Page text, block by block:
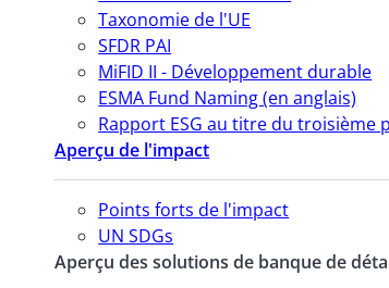
Taxonomie de l'UE
SFDR PAI
MiFID II - Développement durable
ESMA Fund Naming (en anglais)
Rapport ESG au titre du troisième
Aperçu de l'impact
Points forts de l'impact
UN SDGs
Aperçu des solutions de banque de